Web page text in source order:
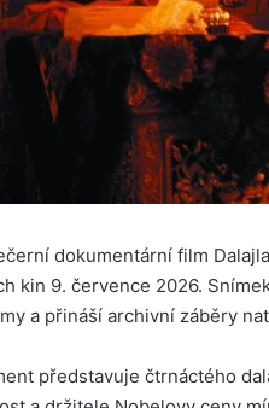
dokumentární film
kin 9. července 2026.
a přináší archivní záběry
představuje čtrnáctého